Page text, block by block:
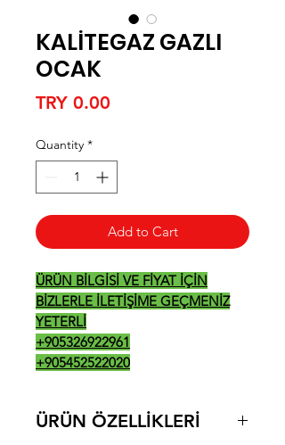
KALİTEGAZ GAZLI
OCAK
TRY 0.00
Quantity *
Add to Cart
ÜRÜN BİLGİSİ VE FİYAT İÇİN
BİZLERLE İLETİŞİME GEÇMENİZ
YETERLİ
+905326922961
+905452522020
ÜRÜN ÖZELLİKLERİ